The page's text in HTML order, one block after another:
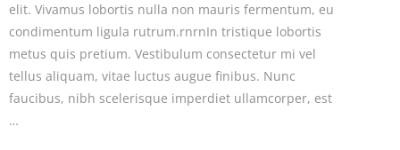
elit. Vivamus lobortis nulla non mauris fermentum, eu
condimentum ligula rutrum.rnrnIn tristique lobortis
metus quis pretium. Vestibulum consectetur mi vel
tellus aliquam, vitae luctus augue finibus. Nunc
faucibus, nibh scelerisque imperdiet ullamcorper, est
…